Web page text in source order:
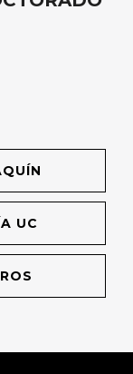
UC